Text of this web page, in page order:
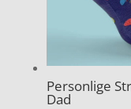
Personlige
Dad